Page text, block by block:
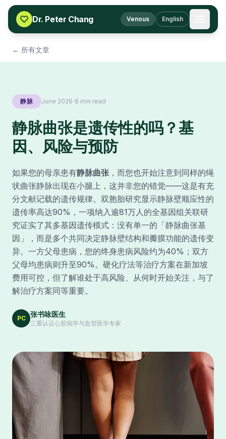
Skip to content
Dr. Peter Chang
Venous English
← 所有文章
静脉 June 2026·8 min read
静脉曲张是遗传性的吗？基
因、风险与预防
如果您的母亲患有静脉曲张，而您也开始注意到同样的绳
状曲张静脉出现在小腿上，这并非您的错觉——这是有充
分文献记载的遗传规律。双胞胎研究显示静脉壁顺应性的
遗传率高达90%，一项纳入逾81万人的全基因组关联研
究证实了其多基因遗传模式：没有单一的「静脉曲张基
因」，而是多个共同决定静脉壁结构和瓣膜功能的遗传变
异。一方父母患病，您的终身患病风险约为40%；双方
父母均患病则升至90%。硬化疗法等治疗方案在新加坡
费用可控，但了解谁处于高风险、从何时开始关注，与了
解治疗方案同等重要。
PC 张书咏医生
三重认证心脏病学与血管医学专家